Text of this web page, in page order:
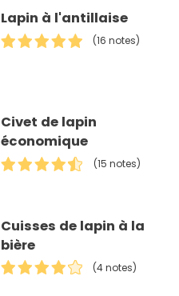
Lapin à l'antillaise
(16 notes)
Civet de lapin
économique
(15 notes)
Cuisses de lapin à la
bière
(4 notes)